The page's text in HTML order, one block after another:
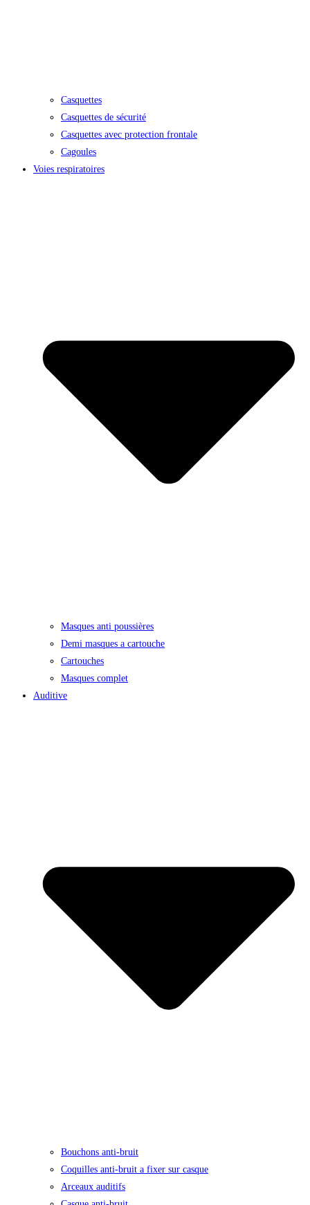
Casquettes
Casquettes de sécurité
Casquettes avec protection frontale
Cagoules
Voies respiratoires
Masques anti poussières
Demi masques a cartouche
Cartouches
Masques complet
Auditive
Bouchons anti-bruit
Coquilles anti-bruit a fixer sur casque
Arceaux auditifs